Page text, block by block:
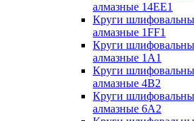
алмазные 14ЕЕ1
Круги
алмазные 1FF1
Круги
алмазные 1А1
Круги
алмазные 4В2
Круги
алмазные 6A2